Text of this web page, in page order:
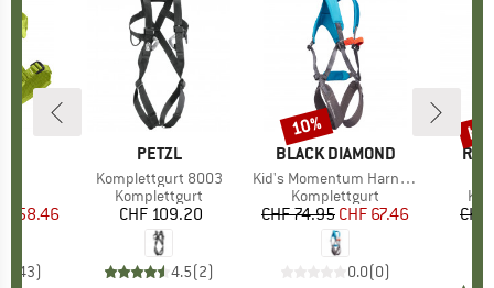
Preis
58.46
43)
MARKE
PETZL
Artikel
Komplettgurt 8003
Produktgruppe
Komplettgurt
Preis
CHF 109.20
4.5(2)
MARKE
BLACK DIAMOND
Artikel
Kid's Momentum Harness FL Body
Produktgruppe
Komplettgurt
Preis
CHF 74.95reduzierter Preis
CHF 67.46
0.0(0)
Rabatt
10%